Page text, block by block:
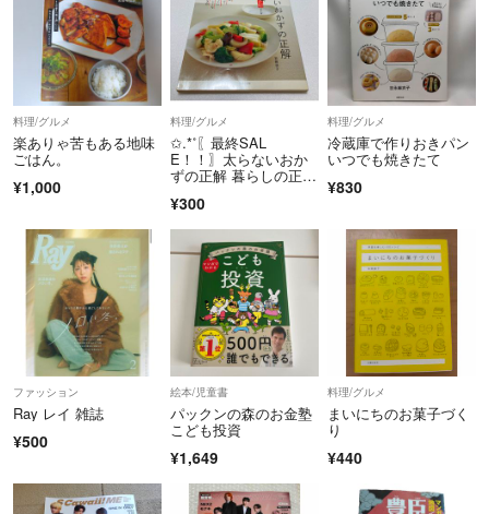
料理/グルメ
楽ありゃ苦もある地味
ごはん。
¥1,000
料理/グルメ
✩.*˚〖最終SAL
E！！〗太らないおか
ずの正解 暮らしの正解
¥300
料理/グルメ
冷蔵庫で作りおきパン
いつでも焼きたて
¥830
ファッション
Ray レイ 雑誌
¥500
絵本/児童書
パックンの森のお金塾
こども投資
¥1,649
料理/グルメ
まいにちのお菓子づく
り
¥440